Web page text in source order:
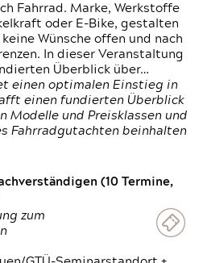
Fahrrad. Marke, Werkstoffe
oder E-Bike, gestalten
Wünsche offen und nach
In dieser Veranstaltung
Überblick über…
einen optimalen Einstieg in
einen fundierten Überblick
Modelle und Preisklassen und
Fahrradgutachten beinhalten
(10 Termine,
zum